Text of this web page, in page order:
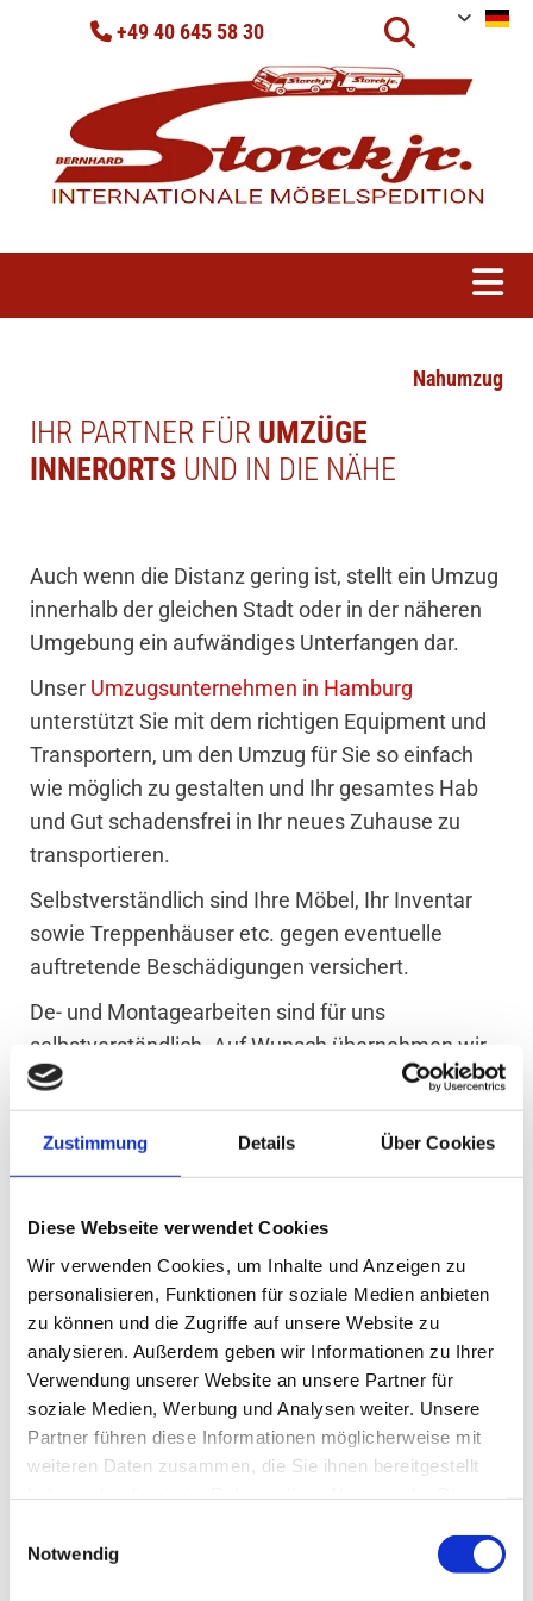
Zustimmung Details Über Cookies
Diese Webseite verwendet Cookies
Wir verwenden Cookies, um Inhalte und Anzeigen zu
personalisieren, Funktionen für soziale Medien anbieten
zu können und die Zugriffe auf unsere Website zu
analysieren. Außerdem geben wir Informationen zu Ihrer
Verwendung unserer Website an unsere Partner für
soziale Medien, Werbung und Analysen weiter. Unsere
Partner führen diese Informationen möglicherweise mit
weiteren Daten zusammen, die Sie ihnen bereitgestellt
Notwendig
 +49 40 645 58 30
Nahumzug
IHR PARTNER FÜR UMZÜGE
INNERORTS UND IN DIE NÄHE
Auch wenn die Distanz gering ist, stellt ein Umzug
innerhalb der gleichen Stadt oder in der näheren
Umgebung ein aufwändiges Unterfangen dar.
Unser Umzugsunternehmen in Hamburg
unterstützt Sie mit dem richtigen Equipment und
Transportern, um den Umzug für Sie so einfach
wie möglich zu gestalten und Ihr gesamtes Hab
und Gut schadensfrei in Ihr neues Zuhause zu
transportieren.
Selbstverständlich sind Ihre Möbel, Ihr Inventar
sowie Treppenhäuser etc. gegen eventuelle
auftretende Beschädigungen versichert.
De- und Montagearbeiten sind für uns
selbstverständlich. Auf Wunsch übernehmen wir
auch die Ein- und Auspackarbeiten Ihres
Hausrats.
Zu unseren weiteren optionalen Dienstleistungen
Packmaterial inkl. Lieferung
Einrichtung von Halteverboten inkl.
Besorgung aller Genehmigungen
Ab- und Aufbau der Möbel
Ein- und Auspacken Ihres Inventars in
Umzugskartons inkl. Dokumentation
Bodenschutz
Dübelarbeiten am Umzugsort